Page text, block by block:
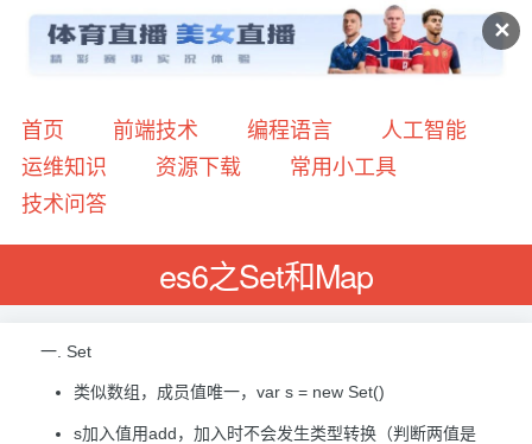
✕
首页 前端技术 编程语言
人工智能
运维知识
资源下载
常用小工具
技术问答
es6之Set和Map
一. Set
类似数组，成员值唯一，var s = new Set()
s加入值用add，加入时不会发生类型转换（判断两值是